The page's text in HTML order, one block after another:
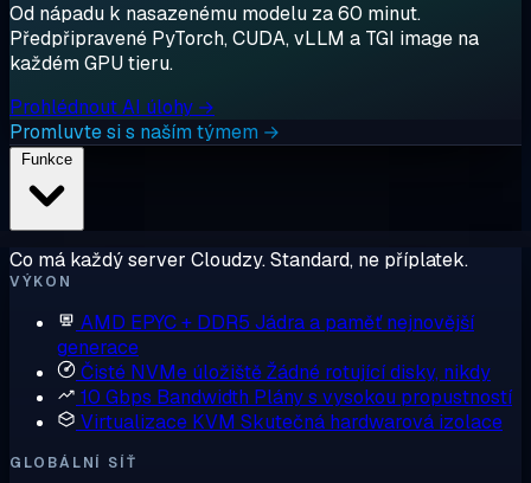
Od nápadu k nasazenému modelu za 60 minut.
Předpřipravené PyTorch, CUDA, vLLM a TGI image na
každém GPU tieru.
Prohlédnout AI úlohy →
Promluvte si s naším týmem →
Co má každý server Cloudzy. Standard, ne příplatek.
VÝKON
AMD EPYC + DDR5 Jádra a paměť nejnovější
generace
Čisté NVMe úložištěŽádné rotující disky, nikdy
10 Gbps Bandwidth Plány s vysokou propustností
Virtualizace KVM Skutečná hardwarová izolace
GLOBÁLNÍ SÍŤ